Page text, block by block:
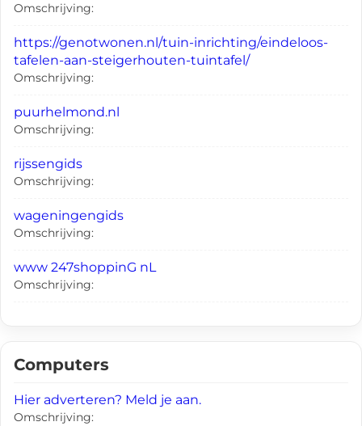
Omschrijving:
https://genotwonen.nl/tuin-inrichting/eindeloos-
tafelen-aan-steigerhouten-tuintafel/
Omschrijving:
puurhelmond.nl
Omschrijving:
rijssengids
Omschrijving:
wageningengids
Omschrijving:
www 247shoppinG nL
Omschrijving:
Computers
Hier adverteren? Meld je aan.
Omschrijving: